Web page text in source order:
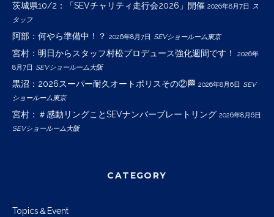
茨城県10/2：「SEVチャリティ走行会2026」開催 2026年8月7日 ス
タッフ
阿部：何やら準備中！？ 2026年8月7日 SEVショールーム東京
宮村：明日からスタッフ村松プロデュース強化週間です！
2026年
8月7日 SEVショールーム大阪
黒沼：2026スーパー耐久オートポリスその②🏁 2026年8月6日 SEV
ショールーム東京
宮村：＃感動リングことSEVナンバープレートリング 2026年8月6日
SEVショールーム大阪
CATEGORY
Topics＆Event